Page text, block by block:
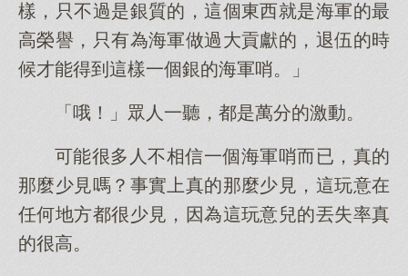
樣，只不過是銀質的，這個東西就是海軍的最
高榮譽，只有為海軍做過大貢獻的，退伍的時
候才能得到這樣一個銀的海軍哨。」
「哦！」眾人一聽，都是萬分的激動。
可能很多人不相信一個海軍哨而已，真的
那麼少見嗎？事實上真的那麼少見，這玩意在
任何地方都很少見，因為這玩意兒的丟失率真
的很高。